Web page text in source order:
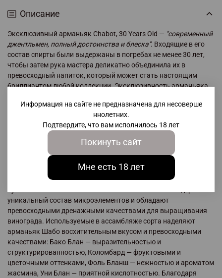
Описание
Эксклюзивный арманьяк Chabot, 30 Years Old — "современный
джентльмен, полный достоинства и блеска". Входящие в его
состав спирты были выдержаны в погребах не менее 30 лет,
чтобы затем рука мастера деликатно объединила их в
превосходный напиток, который может стать настоящим
бриллиантом любой коллекции. Эксклюзивность арманьяка
всего 5000 флаконов, каждый из которых обладает
индивидуальным паспортом.
Процесс производства арманьяка Chabot
волшебство, позволяющее превратить обычный виноград в
жидкое золото. Но волшебства не произошло бы, если бы не
контролировались все этапы создания арманьяка — от
получения высококачественного урожая и до розлива по
уникальный состав микроэлементов и обладают
превосходными дренажными качествами для выращивания
винограда. Используемые в ассамбляже сорта наделяют
арманьяк Шабо восхитительным вкусом и превосходными
качествами: Бако Блан — выразительностью и
структурированностью, Коломбард — фруктовыми и
цветочными оттенками, Фоль Бланш — нежностью и ароматом
жасмина, Уни Блан — приятной кислотностью. Благодаря
Информация на сайте не предназначена для несоверше
ннолетних.
Подтвердите, что вам исполнилось 18 лет
Покинуть сайт
Мне есть 18 лет